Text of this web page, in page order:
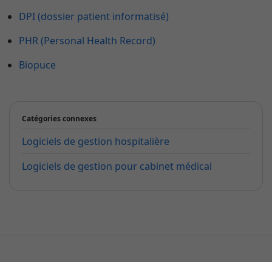
DPI (dossier patient informatisé)
PHR (Personal Health Record)
Biopuce
Catégories connexes
Logiciels de gestion hospitalière
Logiciels de gestion pour cabinet médical